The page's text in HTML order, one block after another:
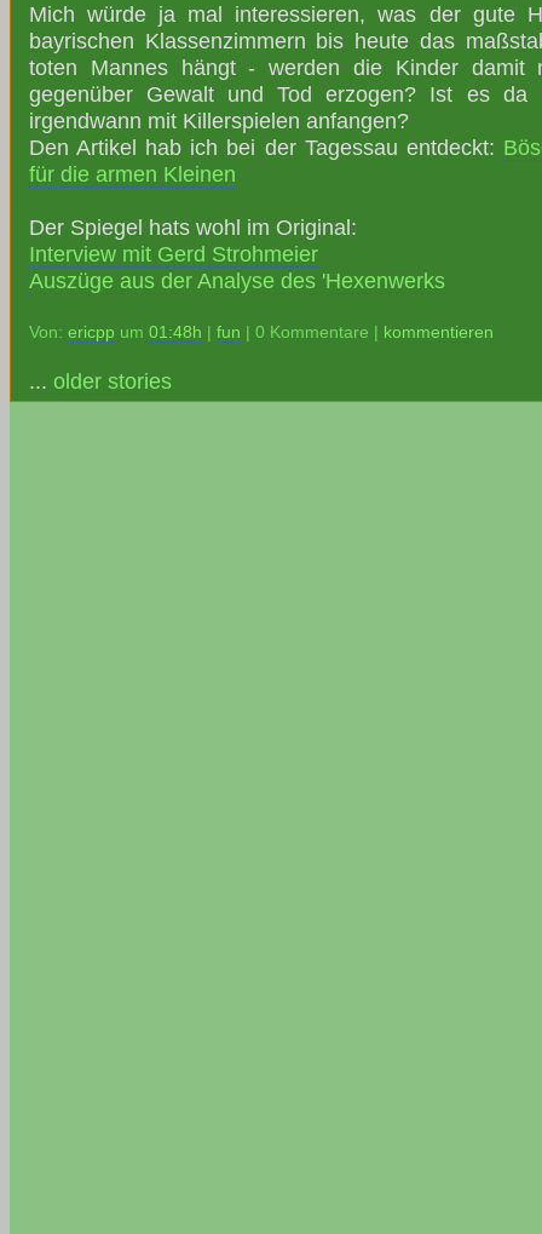
Mich würde ja mal interessieren, was der gute
bayrischen Klassenzimmern bis heute das
toten Mannes hängt - werden die Kinder damit
gegenüber Gewalt und Tod erzogen? Ist es da
irgendwann mit Killerspielen anfangen?
Den Artikel hab ich bei der Tagessau entdeckt:
für die armen Kleinen
Der Spiegel hats wohl im Original:
Interview mit Gerd Strohmeier
Auszüge aus der Analyse des 'Hexenwerks
Von: ericpp um 01:48h fun | 0 Kommentare | kommentieren
... older stories